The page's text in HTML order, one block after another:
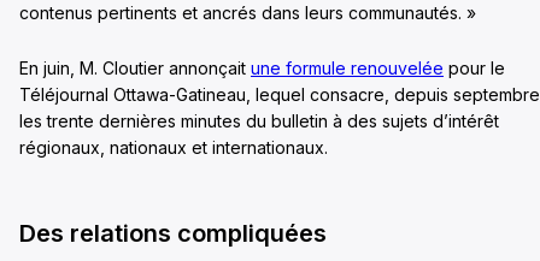
contenus pertinents et ancrés dans leurs communautés. »
En juin, M. Cloutier annonçait une formule renouvelée pour le
Téléjournal Ottawa-Gatineau, lequel consacre, depuis
les trente dernières minutes du bulletin à des sujets d’intérêt
régionaux, nationaux et internationaux.
Des relations compliquées